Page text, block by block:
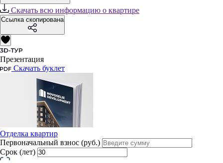
Скачать всю информацию о квартире
Ссылка скопирована
Презентация
Скачать буклет
Отделка квартир
Первоначальный взнос (руб.)
Срок (лет)